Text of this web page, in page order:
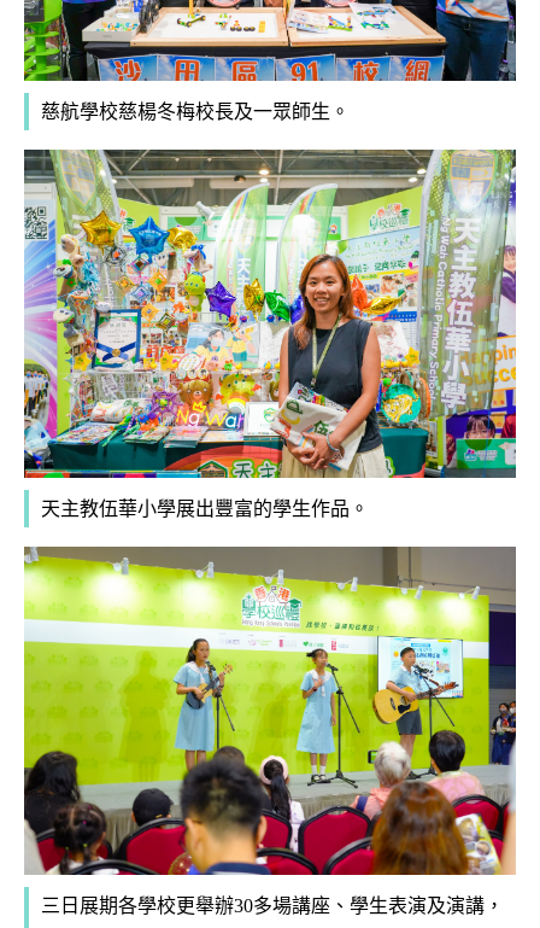
慈航學校慈楊冬梅校長及一眾師生。
天主教伍華小學展出豐富的學生作品。
三日展期各學校更舉辦30多場講座、學生表演及演講，